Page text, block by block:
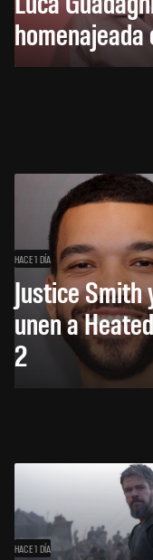
HACE 1 DÍA
Justice Smith
unen a
2
HACE 1 DÍA